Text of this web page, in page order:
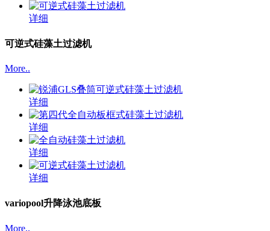
详细
可逆式硅藻土过滤机
More..
详细
详细
详细
详细
variopool升降泳池底板
More..